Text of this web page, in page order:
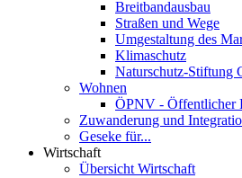
Breitbandausbau
Straßen und Wege
Umgestaltung des
Klimaschutz
Naturschutz-Stiftung
Wohnen
ÖPNV - Öffentlicher
Zuwanderung und
Geseke für...
Wirtschaft
Übersicht Wirtschaft